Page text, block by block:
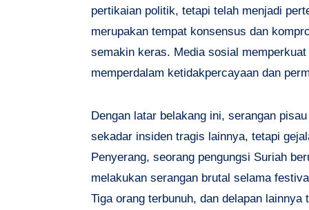
pertikaian politik, tetapi telah menjadi
merupakan tempat konsensus dan
semakin keras. Media sosial
memperdalam ketidakpercayaan dan
Dengan latar belakang ini, serangan
sekadar insiden tragis lainnya, tetapi
Penyerang, seorang pengungsi Suriah
melakukan serangan brutal selama
Tiga orang terbunuh, dan delapan